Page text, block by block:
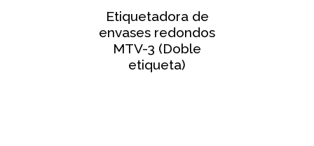
Etiquetadora de
envases redondos
MTV-3 (Doble
etiqueta)